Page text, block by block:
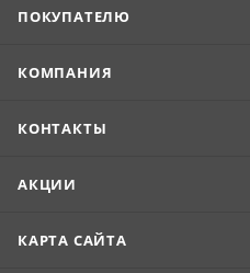
ПОКУПАТЕЛЮ
КОМПАНИЯ
КОНТАКТЫ
АКЦИИ
КАРТА САЙТА